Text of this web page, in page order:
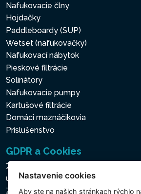
Nafukovacie člny
Hojdačky
Paddleboardy (SUP)
Wetset (nafukovačky)
Nafukovací nábytok
Pieskové filtrácie
Solinátory
Nafukovacie pumpy
Kartušové filtrácie
Domáci maznáčikovia
Príslušenstvo
GDPR a Cookies
Zásady ochrany osobných a ďalších
údajov
Zásady používania súborov cookies
Nastavenie cookies
Aby ste na našich stránkach rýchlo